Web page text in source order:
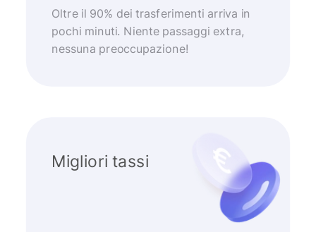
Oltre il 90% dei trasferimenti arriva in
pochi minuti. Niente passaggi extra,
nessuna preoccupazione!
Migliori tassi